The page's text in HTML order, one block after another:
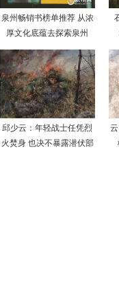
泉州畅销书榜单推荐 从浓
厚文化底蕴去探索泉州
邱少云：年轻战士任凭烈
火焚身 也决不暴露潜伏部